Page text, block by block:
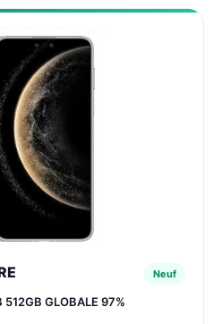
Neuf
GLOBALE 97%